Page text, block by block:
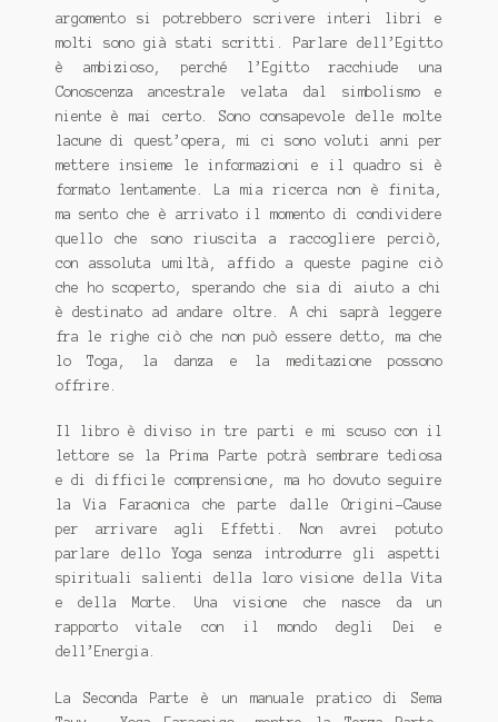
argomento si potrebbero scrivere interi libri e
molti sono già stati scritti. Parlare dell’Egitto
è ambizioso, perché l’Egitto racchiude una
Conoscenza ancestrale velata dal simbolismo e
niente è mai certo. Sono consapevole delle molte
lacune di quest’opera, mi ci sono voluti anni per
mettere insieme le informazioni e il quadro si è
formato lentamente. La mia ricerca non è finita,
ma sento che è arrivato il momento di condividere
quello che sono riuscita a raccogliere perciò,
con assoluta umiltà, affido a queste pagine ciò
che ho scoperto, sperando che sia di aiuto a chi
è destinato ad andare oltre. A chi saprà leggere
fra le righe ciò che non può essere detto, ma che
lo Toga, la danza e la meditazione possono
offrire.
Il libro è diviso in tre parti e mi scuso con il
lettore se la Prima Parte potrà sembrare tediosa
e di difficile comprensione, ma ho dovuto seguire
la Via Faraonica che parte dalle Origini-Cause
per arrivare agli Effetti. Non avrei potuto
parlare dello Yoga senza introdurre gli aspetti
spirituali salienti della loro visione della Vita
e della Morte. Una visione che nasce da un
rapporto vitale con il mondo degli Dei e
dell’Energia.
La Seconda Parte è un manuale pratico di Sema